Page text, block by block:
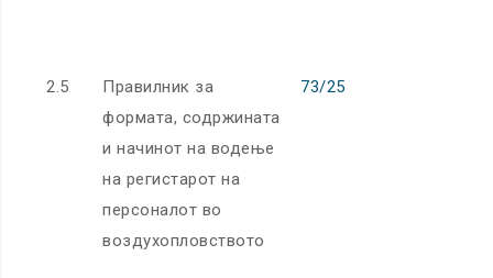
2.5
Правилник за
формата, содржината
и начинот на водење
на регистарот на
персоналот во
воздухопловството
73/25